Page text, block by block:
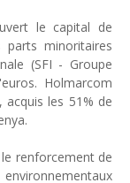
et de la durabilité
le capital de
parts minoritaires
(SFI - Groupe
Holmarcom
acquis les 51% de
renforcement de